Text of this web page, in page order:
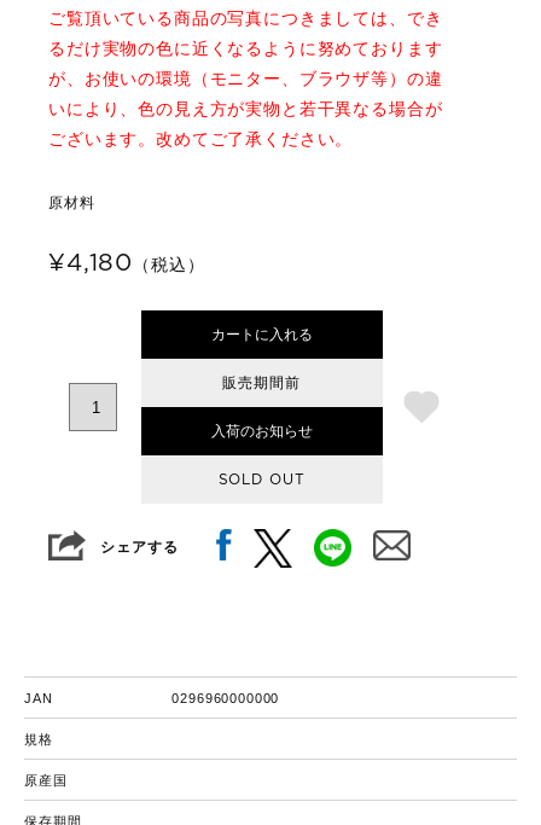
ご覧頂いている商品の写真につきましては、でき
るだけ実物の色に近くなるように努めております
が、お使いの環境（モニター、ブラウザ等）の違
いにより、色の見え方が実物と若干異なる場合が
ございます。改めてご了承ください。
原材料
¥4,180 （税込）
カートに入れる
販売期間前
入荷のお知らせ
SOLD OUT
シェアする
JAN 0296960000000
規格
原産国
保存期間